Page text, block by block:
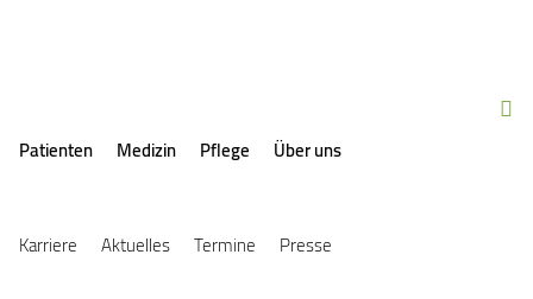

Patienten Medizin Pflege Über uns
Karriere Aktuelles Termine Presse